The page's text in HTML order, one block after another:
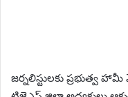
జర్నలిస్టులకు ప్రభుత్వ